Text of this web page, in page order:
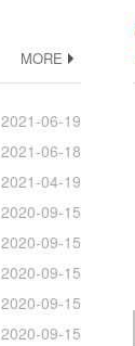
MORE
2021-06-19
2021-06-18
2021-04-19
2020-09-15
2020-09-15
2020-09-15
2020-09-15
2020-09-15